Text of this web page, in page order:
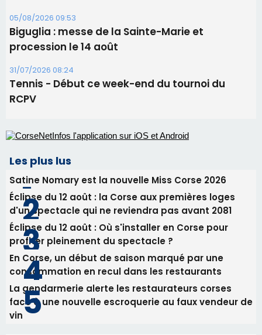
Les plus lus
Satine Nomary est la nouvelle Miss Corse 2026
Éclipse du 12 août : la Corse aux premières loges
d'un spectacle qui ne reviendra pas avant 2081
profiter pleinement du spectacle ?
consommation en recul dans les restaurants
La gendarmerie alerte les restaurateurs corses
face à une nouvelle escroquerie au faux vendeur de
vin
Newsletter
Inscrivez-vous à la newsletter de CNI et recevez par
email les infos les plus importantes et une sélection de
nos meilleurs articles